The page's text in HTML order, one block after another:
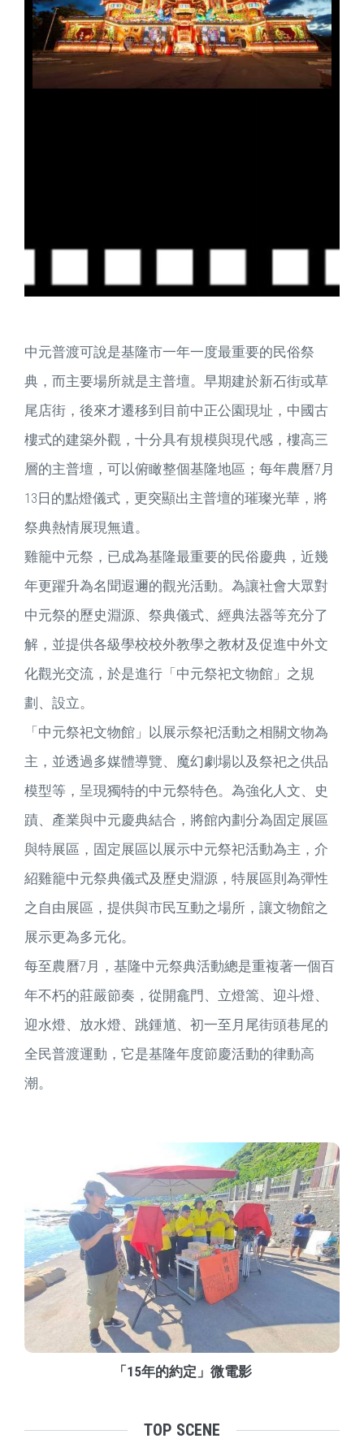
中元普渡可說是基隆市一年一度最重要的民俗祭
典，而主要場所就是主普壇。早期建於新石街或草
尾店街，後來才遷移到目前中正公園現址，中國古
樓式的建築外觀，十分具有規模與現代感，樓高三
層的主普壇，可以俯瞰整個基隆地區；每年農曆7月
13日的點燈儀式，更突顯出主普壇的璀璨光華，將
祭典熱情展現無遺。
雞籠中元祭，已成為基隆最重要的民俗慶典，近幾
年更躍升為名聞遐邇的觀光活動。為讓社會大眾對
中元祭的歷史淵源、祭典儀式、經典法器等充分了
解，並提供各級學校校外教學之教材及促進中外文
化觀光交流，於是進行「中元祭祀文物館」之規
劃、設立。
「中元祭祀文物館」以展示祭祀活動之相關文物為
主，並透過多媒體導覽、魔幻劇場以及祭祀之供品
模型等，呈現獨特的中元祭特色。為強化人文、史
蹟、產業與中元慶典結合，將館內劃分為固定展區
與特展區，固定展區以展示中元祭祀活動為主，介
紹雞籠中元祭典儀式及歷史淵源，特展區則為彈性
之自由展區，提供與市民互動之場所，讓文物館之
展示更為多元化。
每至農曆7月，基隆中元祭典活動總是重複著一個百
年不朽的莊嚴節奏，從開龕門、立燈篙、迎斗燈、
迎水燈、放水燈、跳鍾馗、初一至月尾街頭巷尾的
全民普渡運動，它是基隆年度節慶活動的律動高
潮。
「15年的約定」微電影
TOP SCENE